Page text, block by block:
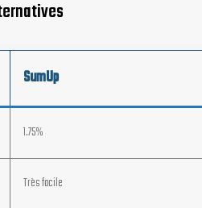
SumUp
1.75%
Très facile